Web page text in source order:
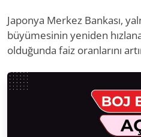
Japonya Merkez Bankası,
büyümesinin yeniden
olduğunda faiz oranlarını